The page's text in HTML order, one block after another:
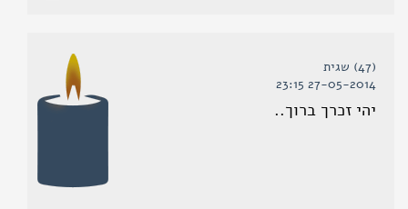
(47) שגית
27-05-2014 23:15
יהי זכרך ברוך..